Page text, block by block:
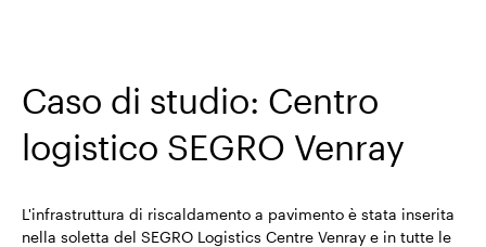
Caso di studio: Centro
logistico SEGRO Venray
L'infrastruttura di riscaldamento a pavimento è stata inserita
nella soletta del SEGRO Logistics Centre Venray e in tutte le